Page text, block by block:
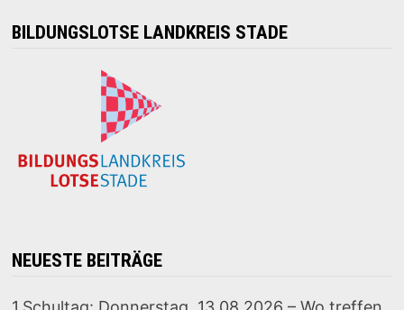
BILDUNGSLOTSE LANDKREIS STADE
NEUESTE BEITRÄGE